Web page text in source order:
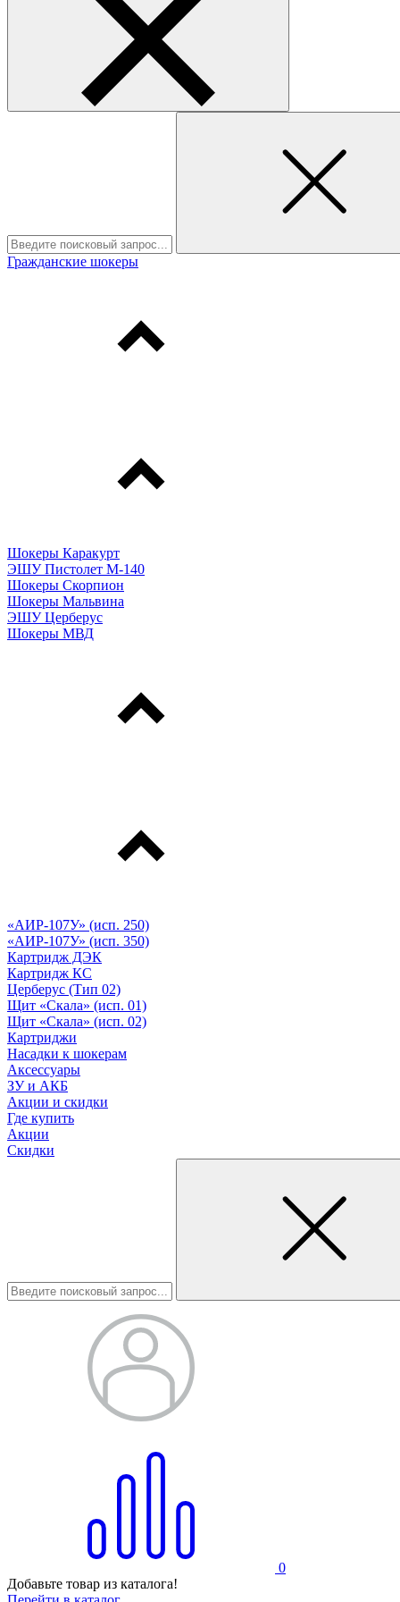
Гражданские шокеры
Шокеры Каракурт
ЭШУ Пистолет М-140
Шокеры Скорпион
Шокеры Мальвина
ЭШУ Церберус
Шокеры МВД
«АИР-107У» (исп. 250)
«АИР-107У» (исп. 350)
Картридж ДЭК
Картридж КС
Церберус (Тип 02)
Щит «Скала» (исп. 01)
Щит «Скала» (исп. 02)
Картриджи
Насадки к шокерам
Аксессуары
ЗУ и АКБ
Акции и скидки
Где купить
Акции
Скидки
0
Добавьте товар из каталога!